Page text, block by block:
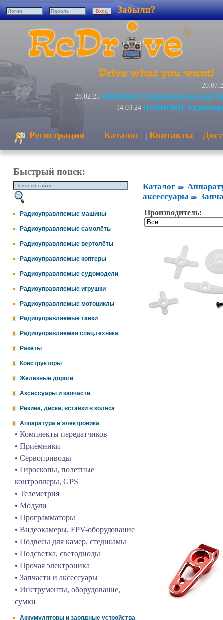
Забыли?
28.02.25 НОВИНКА! Радиоуправляемый
14.03.24 НОВИНКИ!
Регистрация | Каталог | Контакты |
Быстрый поиск:
Радиоуправляемые машины
Радиоуправляемые самолёты
Радиоуправляемые вертолёты
Радиоуправляемые коптеры
Радиоуправляемые судомодели
Радиоуправляемые игрушки
Радиоуправляемые мотоциклы
Радиоуправляемые танки
Радиоуправляемая спец.техника
Ракеты
Конструкторы
Железные дороги
Аксессуары и запчасти
Резина, диски, вставки в колеса
Аппаратура и электроника
• Комплекты передатчиков
• Приёмники
• Сервоприводы
• Гироскопы, полетные
контроллеры, GPS
• Телеметрия
• Модули
• Программаторы
• Видеокамеры, FPV-оборудование
• Подвесы для камер, стедикамы
• Подсветка, светодиоды
• Прочая электроника
• Запчасти и аксессуары
• Инструменты, оборудование,
сумки
Аккумуляторы и зарядные устройства
Каталог
аксессуары
Производитель: